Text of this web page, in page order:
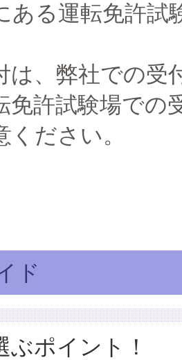
ある運転免許試
は、弊社での受
免許試験場での
ください。
ド
ぶポイント！